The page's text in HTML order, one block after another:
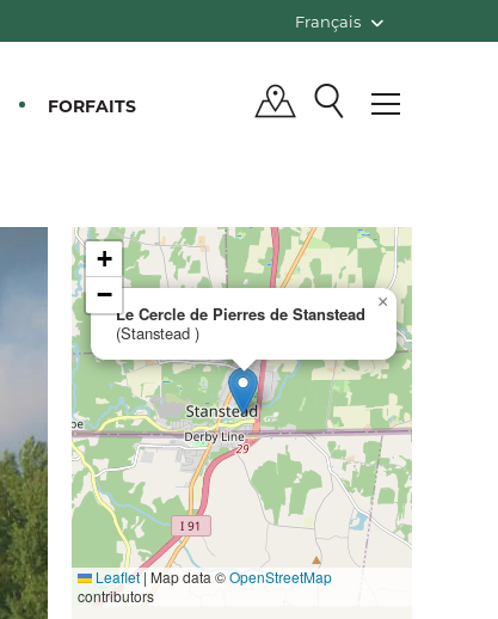
Français
FORFAITS
Le Cercle de Pierres de Stanstead
(Stanstead )
×
+
−
Leaflet| Map data ©OpenStreetMap
contributors